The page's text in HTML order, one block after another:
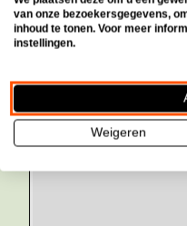
Anderen
van onze bezoekersgegevens,
inhoud te tonen. Voor meer
instellingen.
Weigeren